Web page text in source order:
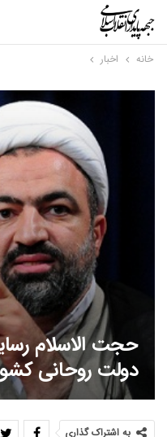
خانه اخبار
حجت الاسلام
دولت روحانی
به اشتراک گذاری